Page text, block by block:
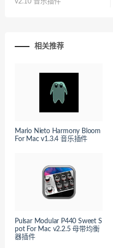
v2.10 音乐插件
相关推荐
Mario Nieto Harmony Bloom
For Mac v1.3.4 音乐插件
Pulsar Modular P440 Sweet S
pot For Mac v2.2.5 母带均衡
器插件